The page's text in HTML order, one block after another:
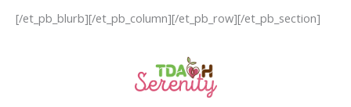
[/et_pb_blurb][/et_pb_column][/et_pb_row][/et_pb_section]